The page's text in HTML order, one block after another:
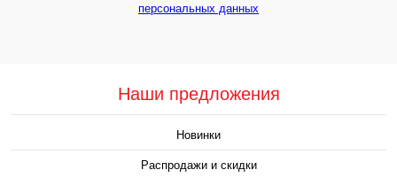
персональных данных
Наши предложения
Новинки
Распродажи и скидки